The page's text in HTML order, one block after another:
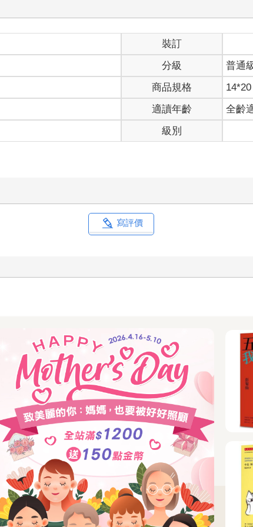
裝訂
分級
普通
商品規格
14*20
適讀年齡
全齡
級別
寫評價